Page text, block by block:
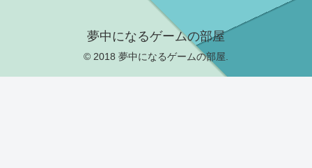
夢中になるゲームの部屋
© 2018 夢中になるゲームの部屋.